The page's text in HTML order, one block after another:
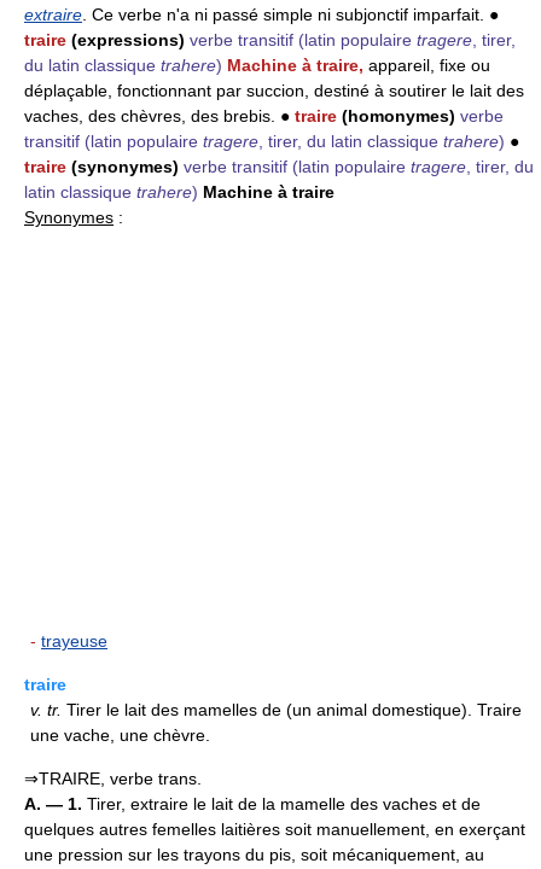
extraire . Ce verbe n'a ni passé simple ni subjonctif imparfait. ●
traire (expressions) verbe transitif (latin populaire tragere , tirer,
du latin classique trahere) Machine à traire, appareil, fixe ou
déplaçable, fonctionnant par succion, destiné à soutirer le lait des
vaches, des chèvres, des brebis. ● traire (homonymes) verbe
transitif (latin populaire tragere , tirer, du latin classique trahere) ●
traire (synonymes) verbe transitif (latin populaire tragere , tirer, du
latin classique trahere) Machine à traire
Synonymes :
- trayeuse
traire
v. tr. Tirer le lait des mamelles de (un animal domestique). Traire
une vache, une chèvre.
⇒TRAIRE, verbe trans.
A. — 1. Tirer, extraire le lait de la mamelle des vaches et de
quelques autres femelles laitières soit manuellement, en exerçant
une pression sur les trayons du pis, soit mécaniquement, au